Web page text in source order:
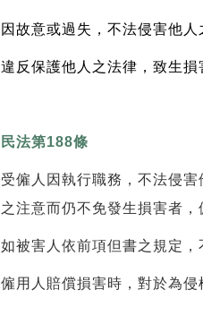
因故意或過失，不法侵害他
違反保護他人之法律，致生
民法第188條
受僱人因執行職務，不法侵
之注意而仍不免發生損害者，
如被害人依前項但書之規定
僱用人賠償損害時，對於為侵